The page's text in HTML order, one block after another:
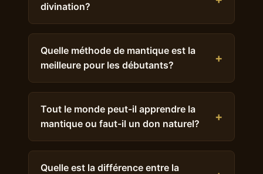
divination?
Quelle méthode de mantique est la
meilleure pour les débutants?
Tout le monde peut-il apprendre la
mantique ou faut-il un don naturel?
Quelle est la différence entre la